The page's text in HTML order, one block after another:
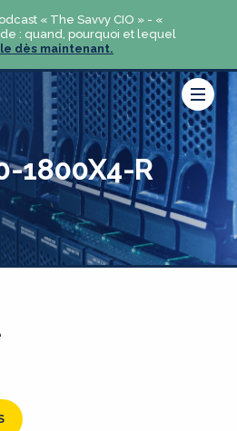
« The Savvy CIO » - «
: quand, pourquoi et lequel
dès maintenant.
1800X4-R